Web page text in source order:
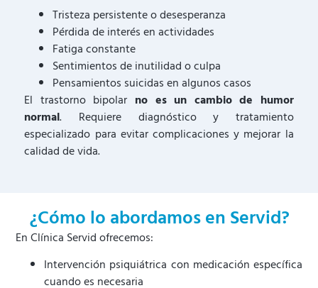
Tristeza persistente o desesperanza
Pérdida de interés en actividades
Fatiga constante
Sentimientos de inutilidad o culpa
Pensamientos suicidas en algunos casos
El trastorno bipolar no es un cambio de humor
normal. Requiere diagnóstico y tratamiento
especializado para evitar complicaciones y mejorar la
calidad de vida.
¿Cómo lo abordamos en Servid?
En Clínica Servid ofrecemos:
Intervención psiquiátrica con medicación específica
cuando es necesaria